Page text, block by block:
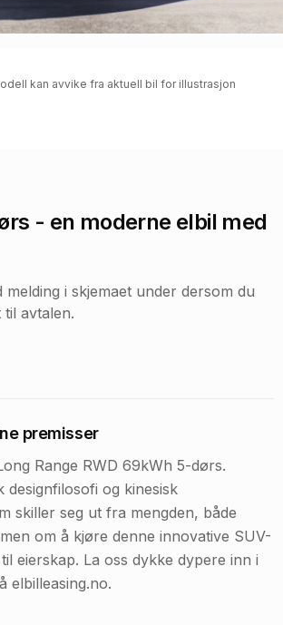
kan avvike fra aktuell bil for illustrasjon
- en moderne elbil med
i skjemaet under dersom du
avtalen.
premisser
Range RWD 69kWh 5-dørs.
og kinesisk
skiller seg ut fra mengden, både
om å kjøre denne innovative SUV-
eierskap. La oss dykke dypere inn i
elbilleasing.no.